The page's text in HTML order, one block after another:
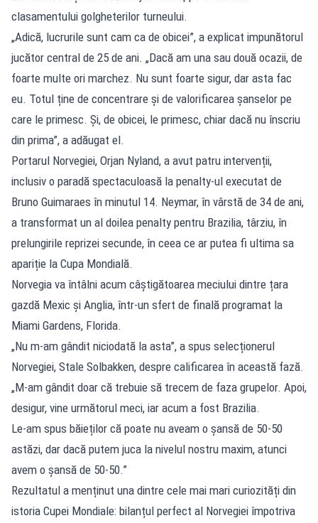
clasamentului golgheterilor turneului.
„Adică, lucrurile sunt cam ca de obicei”, a explicat impunătorul
jucător central de 25 de ani. „Dacă am una sau două ocazii, de
foarte multe ori marchez. Nu sunt foarte sigur, dar asta fac
eu. Totul ține de concentrare și de valorificarea șanselor pe
care le primesc. Și, de obicei, le primesc, chiar dacă nu înscriu
din prima”, a adăugat el.
Portarul Norvegiei, Orjan Nyland, a avut patru intervenții,
inclusiv o paradă spectaculoasă la penalty-ul executat de
Bruno Guimaraes în minutul 14. Neymar, în vârstă de 34 de ani,
a transformat un al doilea penalty pentru Brazilia, târziu, în
prelungirile reprizei secunde, în ceea ce ar putea fi ultima sa
apariție la Cupa Mondială.
Norvegia va întâlni acum câștigătoarea meciului dintre țara
gazdă Mexic și Anglia, într-un sfert de finală programat la
Miami Gardens, Florida.
„Nu m-am gândit niciodată la asta”, a spus selecționerul
Norvegiei, Stale Solbakken, despre calificarea în această fază.
„M-am gândit doar că trebuie să trecem de faza grupelor. Apoi,
desigur, vine următorul meci, iar acum a fost Brazilia.
Le-am spus băieților că poate nu aveam o șansă de 50-50
astăzi, dar dacă putem juca la nivelul nostru maxim, atunci
avem o șansă de 50-50.”
Rezultatul a menținut una dintre cele mai mari curiozități din
istoria Cupei Mondiale: bilanțul perfect al Norvegiei împotriva